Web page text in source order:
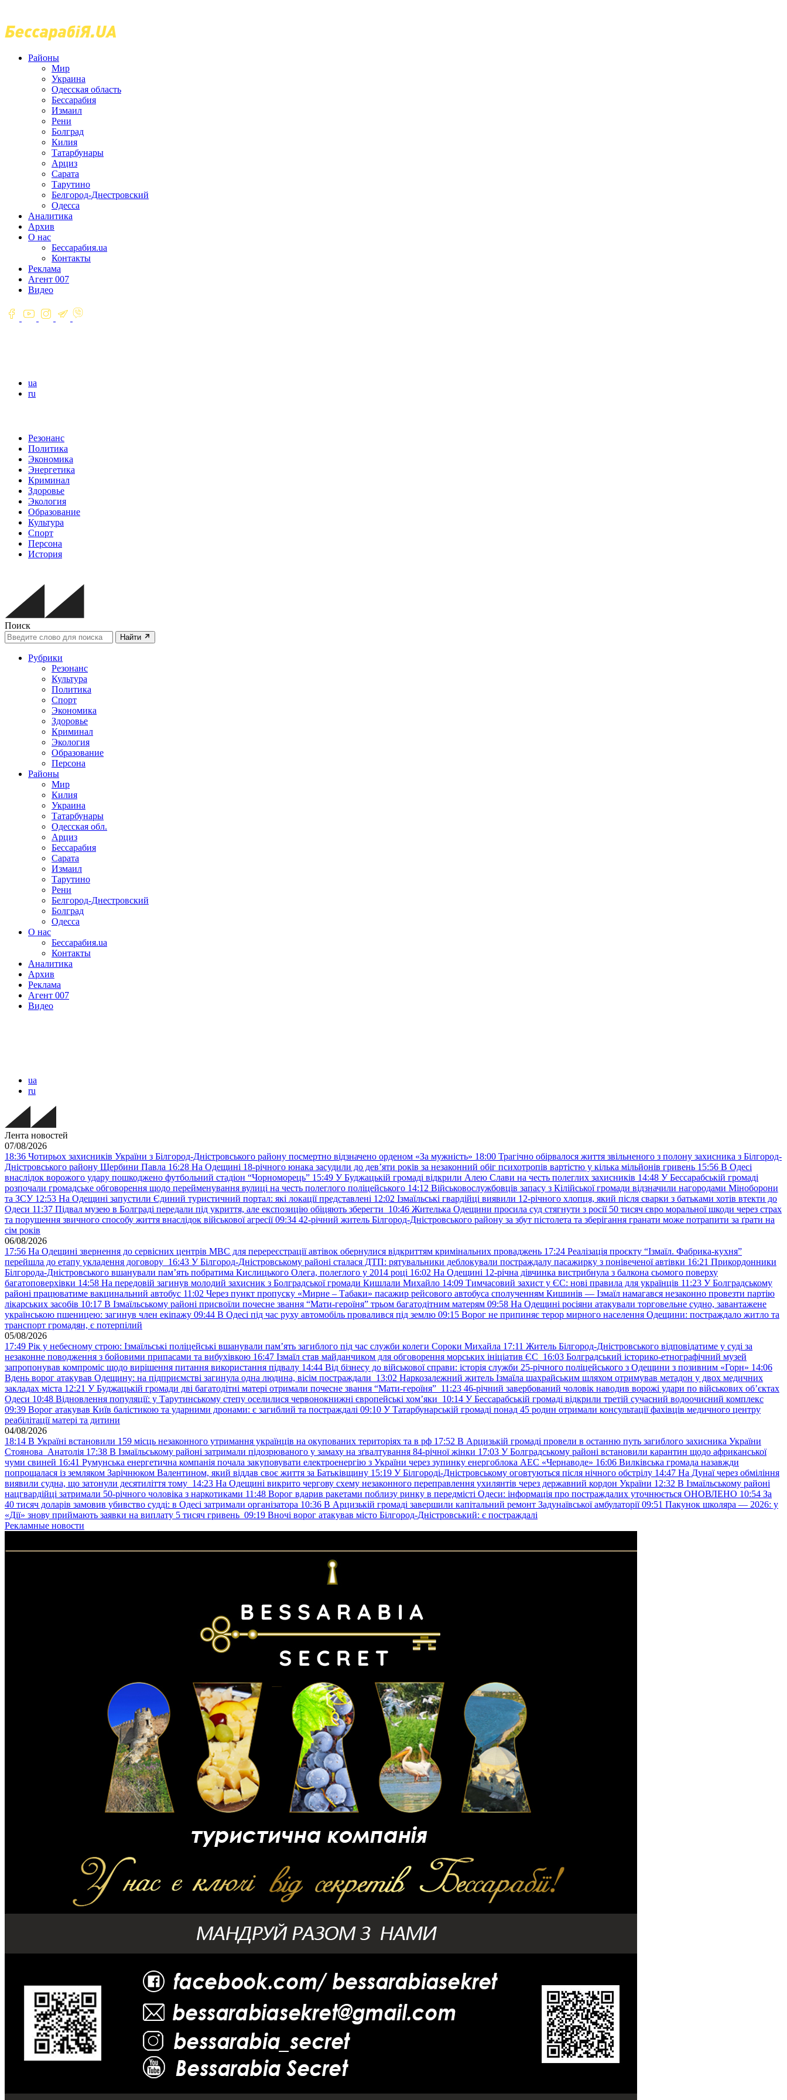
Районы
Мир
Украина
Одесская область
Бессарабия
Измаил
Рени
Болград
Килия
Татарбунары
Арциз
Сарата
Тарутино
Белгород-Днестровский
Одесса
Аналитика
Архив
О нас
Бессарабия.ua
Контакты
Реклама
Агент 007
Видео
ua
ru
Резонанс
Политика
Экономика
Энергетика
Криминал
Здоровье
Экология
Образование
Культура
Спорт
Персона
История
Поиск
Найти
Рубрики
Резонанс
Культура
Политика
Спорт
Экономика
Здоровье
Криминал
Экология
Образование
Персона
Районы
Мир
Килия
Украина
Татарбунары
Одесская обл.
Арциз
Бессарабия
Сарата
Измаил
Тарутино
Рени
Белгород-Днестровский
Болград
Одесса
О нас
Бессарабия.ua
Контакты
Аналитика
Архив
Реклама
Агент 007
Видео
ua
ru
Лента новостей
07/08/2026
18:36 Чотирьох захисників України з Білгород-Дністровського району посмертно відзначено орденом «За мужність» 18:00 Трагічно обірвалося життя звільненого з полону захисника з Білгород-
Дністровського району Щербини Павла 16:28 На Одещині 18-річного юнака засудили до дев’яти років за незаконний обіг психотропів вартістю у кілька мільйонів гривень 15:56 В Одесі
внаслідок ворожого удару пошкоджено футбольний стадіон “Чорноморець” 15:49 У Буджацькій громаді відкрили Алею Слави на честь полеглих захисників 14:48 У Бессарабській громаді
розпочали громадське обговорення щодо перейменування вулиці на честь полеглого поліцейського 14:12 Військовослужбовців запасу з Кілійської громади відзначили нагородами Міноборони
та ЗСУ 12:53 На Одещині запустили Єдиний туристичний портал: які локації представлені 12:02 Ізмаїльські гвардійці виявили 12-річного хлопця, який після сварки з батьками хотів втекти до
Одеси 11:37 Підвал музею в Болграді передали під укриття, але експозицію обіцяють зберегти 10:46 Жителька Одещини просила суд стягнути з росії 50 тисяч євро моральної шкоди через страх
та порушення звичного способу життя внаслідок військової агресії 09:34 42-річний житель Білгород-Дністровського району за збут пістолета та зберігання гранати може потрапити за ґрати на
сім років
06/08/2026
17:56 На Одещині звернення до сервісних центрів МВС для перереєстрації автівок обернулися відкриттям кримінальних проваджень 17:24 Реалізація проєкту “Ізмаїл. Фабрика-кухня”
перейшла до етапу укладення договору 16:43 У Білгород-Дністровському районі сталася ДТП: рятувальники деблокували постраждалу пасажирку з понівеченої автівки 16:21 Прикордонники
Білгорода-Дністровського вшанували пам’ять побратима Кислицького Олега, полеглого у 2014 році 16:02 На Одещині 12-річна дівчинка вистрибнула з балкона сьомого поверху
багатоповерхівки 14:58 На передовій загинув молодий захисник з Болградської громади Кишлали Михайло 14:09 Тимчасовий захист у ЄС: нові правила для українців 11:23 У Болградському
районі працюватиме вакцинальний автобус 11:02 Через пункт пропуску «Мирне – Табаки» пасажир рейсового автобуса сполученням Кишинів — Ізмаїл намагався незаконно провезти партію
лікарських засобів 10:17 В Ізмаїльському районі присвоїли почесне звання “Мати-героїня” трьом багатодітним матерям 09:58 На Одещині росіяни атакували торговельне судно, завантажене
українською пшеницею: загинув член екіпажу 09:44 В Одесі під час руху автомобіль провалився під землю 09:15 Ворог не припиняє терор мирного населення Одещини: постраждало житло та
транспорт громадян, є потерпілий
05/08/2026
17:49 Рік у небесному строю: Ізмаїльські поліцейські вшанували пам’ять загиблого під час служби колеги Сороки Михайла 17:11 Житель Білгород-Дністровського відповідатиме у суді за
незаконне поводження з бойовими припасами та вибухівкою 16:47 Ізмаїл став майданчиком для обговорення морських ініціатив ЄС 16:03 Болградський історико-етнографічний музей
запропонував компроміс щодо вирішення питання використання підвалу 14:44 Від бізнесу до військової справи: історія служби 25-річного поліцейського з Одещини з позивним «Горн» 14:06
Вдень ворог атакував Одещину: на підприємстві загинула одна людина, вісім постраждали 13:02 Наркозалежний житель Ізмаїла шахрайським шляхом отримував метадон у двох медичних
закладах міста 12:21 У Буджацькій громади дві багатодітні матері отримали почесне звання “Мати-героїня” 11:23 46-річний завербований чоловік наводив ворожі удари по військових обʼєктах
Одеси 10:48 Відновлення популяції: у Тарутинському степу оселилися червонокнижні європейські хом’яки 10:14 У Бессарабській громаді відкрили третій сучасний водоочисний комплекс
09:39 Ворог атакував Київ балістикою та ударними дронами: є загиблий та постраждалі 09:10 У Татарбунарській громаді понад 45 родин отримали консультації фахівців медичного центру
реабілітації матері та дитини
04/08/2026
18:14 В Україні встановили 159 місць незаконного утримання українців на окупованих територіях та в рф 17:52 В Арцизькій громаді провели в останню путь загиблого захисника України
Стоянова Анатолія 17:38 В Ізмаїльському районі затримали підозрюваного у замаху на зґвалтування 84-річної жінки 17:03 У Болградському районі встановили карантин щодо африканської
чуми свиней 16:41 Румунська енергетична компанія почала закуповувати електроенергію з України через зупинку енергоблока АЕС «Чернаводе» 16:06 Вилківська громада назавжди
попрощалася із земляком Зарічнюком Валентином, який віддав своє життя за Батьківщину 15:19 У Білгороді-Дністровському оговтуються після нічного обстрілу 14:47 На Дунаї через обміління
виявили судна, що затонули десятиліття тому 14:23 На Одещині викрито чергову схему незаконного переправлення ухилянтів через державний кордон України 12:32 В Ізмаїльському районі
нацгвардійці затримали 50-річного чоловіка з наркотиками 11:48 Ворог вдарив ракетами поблизу ринку в передмісті Одеси: інформація про постраждалих уточнюється ОНОВЛЕНО 10:54 За
40 тисяч доларів замовив убивство судді: в Одесі затримали організатора 10:36 В Арцизькій громаді завершили капітальний ремонт Задунаївської амбулаторії 09:51 Пакунок школяра — 2026: у
«Дії» знову приймають заявки на виплату 5 тисяч гривень 09:19 Вночі ворог атакував місто Білгород-Дністровський: є постраждалі
Рекламные новости